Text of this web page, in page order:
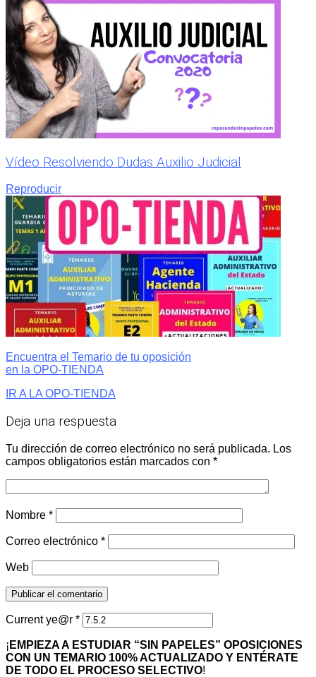
Vídeo Resolviendo Dudas Auxilio Judicial
Reproducir
Encuentra el Temario de tu oposición
en la OPO-TIENDA
IR A LA OPO-TIENDA
Deja una respuesta
Tu dirección de correo electrónico no será publicada. Los
campos obligatorios están marcados con *
Nombre *
Correo electrónico *
Web
Current ye@r *
¡ EMPIEZA A ESTUDIAR “SIN PAPELES” OPOSICIONES
CON UN TEMARIO 100% ACTUALIZADO Y ENTÉRATE
DE TODO EL PROCESO SELECTIVO!